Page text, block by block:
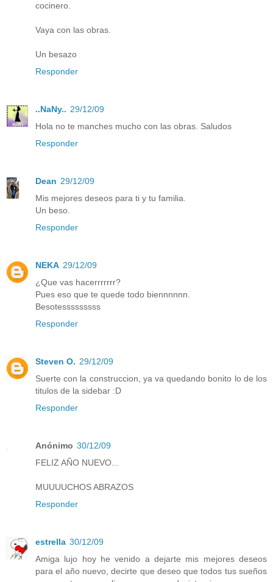
cocinero.
Vaya con las obras.
Un besazo
Responder
..NaNy.. 29/12/09
Hola no te manches mucho con las obras. Saludos
Responder
Dean 29/12/09
Mis mejores deseos para ti y tu familia.
Un beso.
Responder
NEKA 29/12/09
¿Que vas hacerrrrrrr?
Pues eso que te quede todo biennnnnn.
Besotesssssssss
Responder
Steven O. 29/12/09
Suerte con la construccion, ya va quedando bonito lo de los
titulos de la sidebar :D
Responder
Anónimo 30/12/09
FELIZ AÑO NUEVO...
MUUUUCHOS ABRAZOS
Responder
estrella 30/12/09
Amiga lujo hoy he venido a dejarte mis mejores deseos
para el año nuevo, decirte que deseo que todos tus sueños